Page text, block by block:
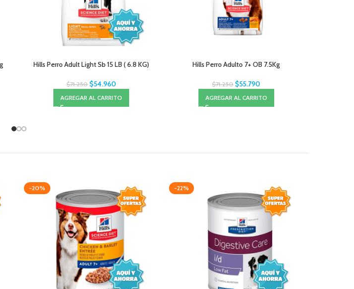
Hills Perro Adult Light Sb 15 LB ( 6.8 KG)
$71.250 $54.960
AGREGAR AL CARRITO
Hills Perro Adulto 7+ OB 7.5Kg
$71.250 $55.790
AGREGAR AL CARRITO
-20% -22%